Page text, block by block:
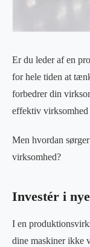
Er du leder af en
for hele tiden at
forbedrer din
effektiv
Men hvordan
virksomhed?
Investér i
I en
dine maskiner ikke